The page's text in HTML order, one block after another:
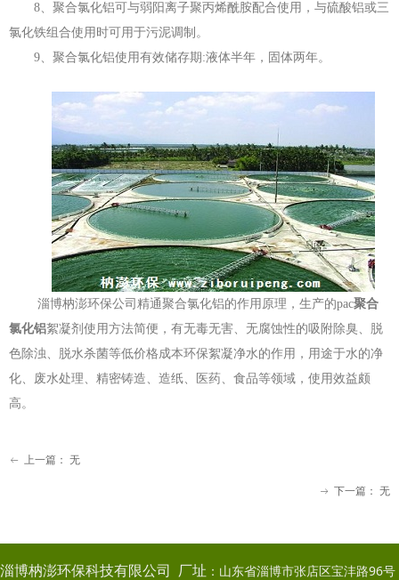
8、聚合氯化铝可与弱阳离子聚丙烯酰胺配合使用，与硫酸铝或三
氯化铁组合使用时可用于污泥调制。
9、聚合氯化铝使用有效储存期:液体半年，固体两年。
淄博枘澎环保公司精通聚合氯化铝的作用原理，生产的pac聚合
氯化铝絮凝剂使用方法简便，有无毒无害、无腐蚀性的吸附除臭、脱
色除浊、脱水杀菌等低价格成本环保絮凝净水的作用，用途于水的净
化、废水处理、精密铸造、造纸、医药、食品等领域，使用效益颇
高。
ꂃ 上一篇： 无
ꁹ 下一篇： 无
淄博枘澎环保科技有限公司 厂址 ：山东省淄博市张店区宝沣路96号